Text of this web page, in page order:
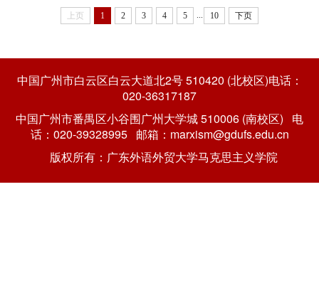
上页 1 2 3 4 5 10 下页
中国广州市白云区白云大道北2号 510420 (北校区)电话：
020-36317187
中国广州市番禺区小谷围广州大学城 510006 (南校区) 电
话：020-39328995 邮箱：marxism@gdufs.edu.cn
版权所有：广东外语外贸大学马克思主义学院